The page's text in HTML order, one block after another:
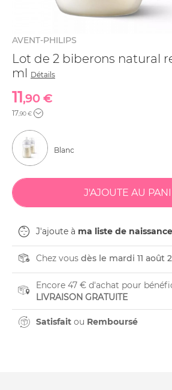
AVENT-PHILIPS
Lot de 2 biberons natural
ml Détails
11,90 €
17,90 €
Blanc
J'ajoute à ma liste de naissance
Chez vous dès le mardi 11 août
Encore 47 € d'achat pour
LIVRAISON GRATUITE
Satisfait ou Remboursé